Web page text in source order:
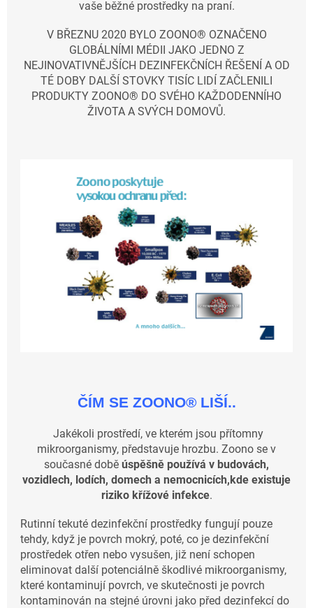
vaše běžné prostředky na praní.
V BŘEZNU 2020 BYLO ZOONO® OZNAČENO
GLOBÁLNÍMI MÉDII JAKO JEDNO Z
NEJINOVATIVNĚJŠÍCH DEZINFEKČNÍCH ŘEŠENÍ A OD
TÉ DOBY DALŠÍ STOVKY TISÍC LIDÍ ZAČLENILI
PRODUKTY ZOONO® DO SVÉHO KAŽDODENNÍHO
ŽIVOTA A SVÝCH DOMOVŮ.
ČÍM SE ZOONO®LIŠÍ..
Jakékoli prostředí, ve kterém jsou přítomny
mikroorganismy, představuje hrozbu. Zoono se v
současné době úspěšně používá v budovách,
vozidlech, lodích, domech a nemocnicích,kde existuje
riziko křížové infekce.
Rutinní tekuté dezinfekční prostředky fungují pouze
tehdy, když je povrch mokrý, poté, co je dezinfekční
prostředek otřen nebo vysušen, již není schopen
eliminovat další potenciálně škodlivé mikroorganismy,
které kontaminují povrch, ve skutečnosti je povrch
kontaminován na stejné úrovni jako před dezinfekcí do